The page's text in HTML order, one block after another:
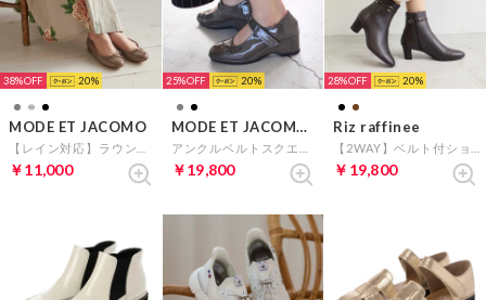
38% 20
MODE ET JACOMO
￥11,000
25% 20
MODE ET JACOMO D'ICI
￥19,800
28% 20
Riz raffinee
￥19,800